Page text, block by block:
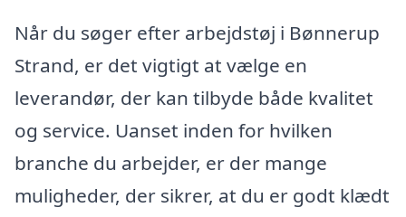
Når du søger efter arbejdstøj i Bønnerup
Strand, er det vigtigt at vælge en
leverandør, der kan tilbyde både kvalitet
og service. Uanset inden for hvilken
branche du arbejder, er der mange
muligheder, der sikrer, at du er godt klædt